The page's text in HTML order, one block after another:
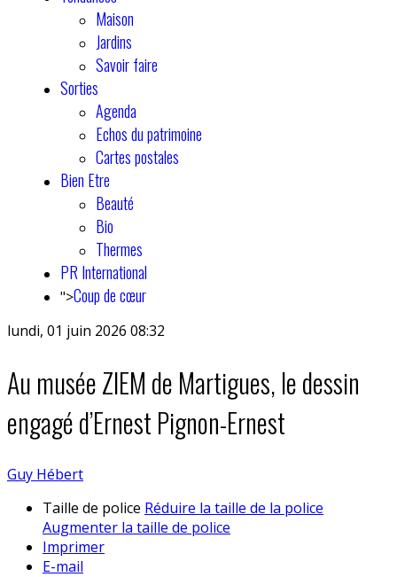
Maison
Jardins
Savoir faire
Sorties
Agenda
Echos du patrimoine
Cartes postales
Bien Etre
Beauté
Bio
Thermes
PR International
">Coup de cœur
lundi, 01 juin 2026 08:32
Au musée ZIEM de Martigues, le dessin
engagé d’Ernest Pignon-Ernest
Guy Hébert
Taille de police Réduire la taille de la police
Augmenter la taille de police
Imprimer
E-mail